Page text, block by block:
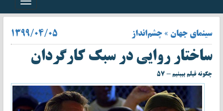
Toggle
سینمای جهان » چشم‌انداز ۱۳۹۹/۰۴/۰۵
ساختار روایی در سبک کارگردان
چگونه فیلم ببینیم - ۵۷